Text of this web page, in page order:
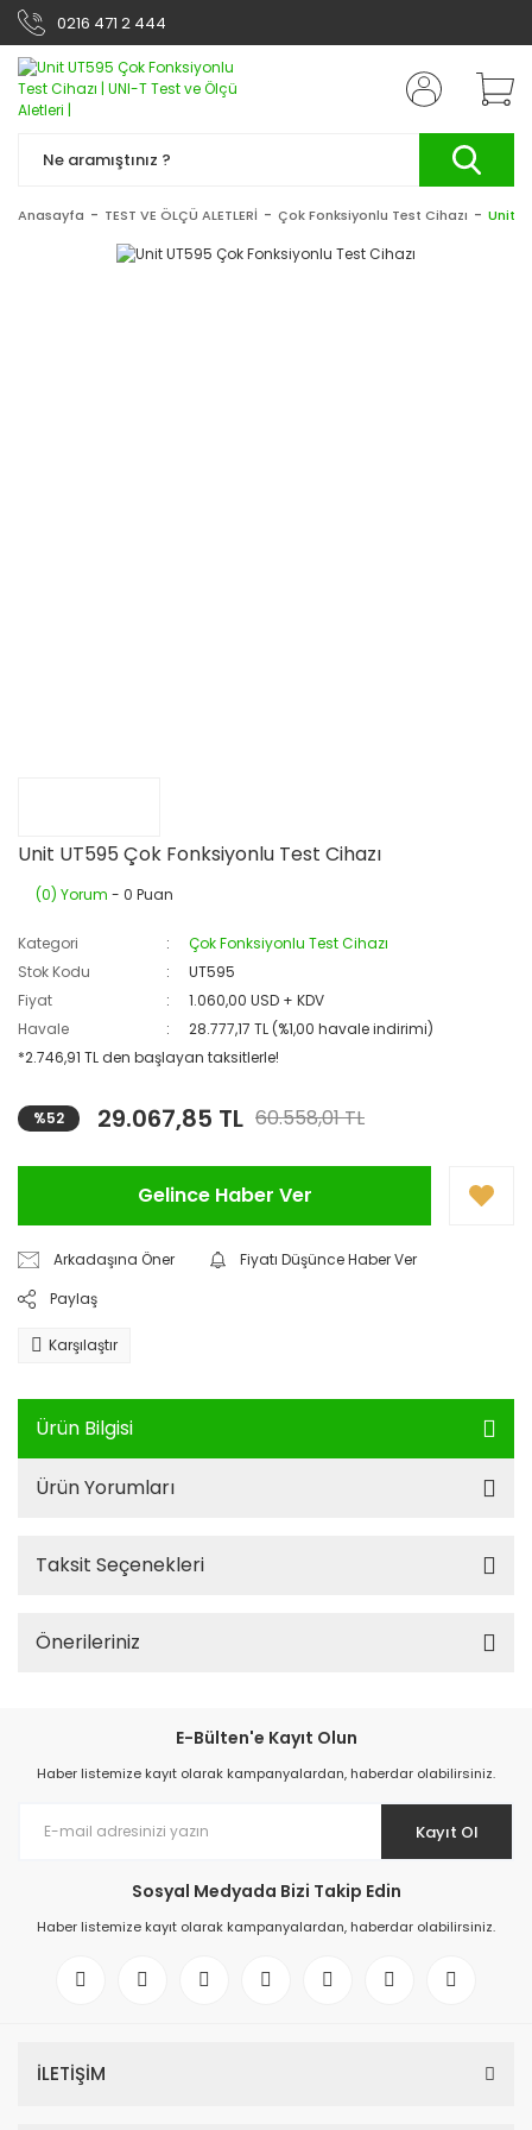
0216 471 2 444
Anasayfa TEST VE ÖLÇÜ ALETLERİ Çok Fonksiyonlu Test Cihazı Unit
Unit UT595 Çok Fonksiyonlu Test Cihazı
(0) Yorum - 0 Puan
Kategori
Çok Fonksiyonlu Test Cihazı
Stok Kodu
UT595
Fiyat
1.060,00 USD + KDV
Havale
28.777,17 TL (%1,00 havale indirimi)
*2.746,91 TL den başlayan taksitlerle!
%52 29.067,85 TL 60.558,01 TL
Gelince Haber Ver
Arkadaşına Öner
Fiyatı Düşünce Haber Ver
Paylaş
Karşılaştır
Ürün Bilgisi
Ürün Yorumları
Taksit Seçenekleri
Önerileriniz
E-Bülten'e Kayıt Olun
Haber listemize kayıt olarak kampanyalardan, haberdar olabilirsiniz.
Kayıt Ol
Sosyal Medyada Bizi Takip Edin
Haber listemize kayıt olarak kampanyalardan, haberdar olabilirsiniz.
İLETİŞİM